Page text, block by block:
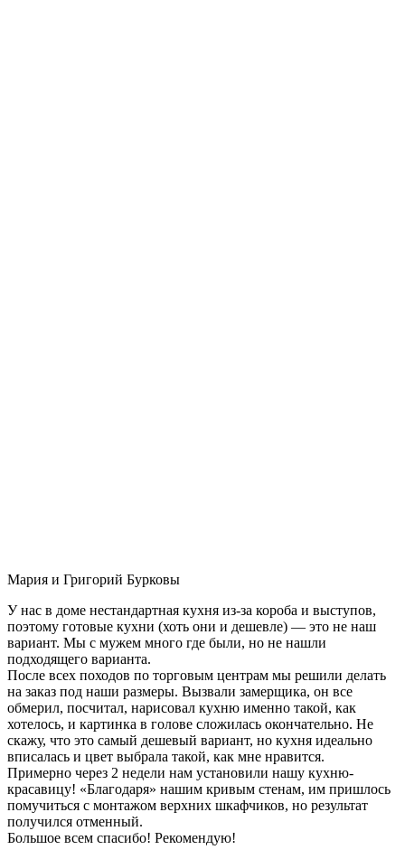
Мария и Григорий Бурковы
У нас в доме нестандартная кухня из-за короба и выступов,
поэтому готовые кухни (хоть они и дешевле) — это не наш
вариант. Мы с мужем много где были, но не нашли
подходящего варианта.
После всех походов по торговым центрам мы решили делать
на заказ под наши размеры. Вызвали замерщика, он все
обмерил, посчитал, нарисовал кухню именно такой, как
хотелось, и картинка в голове сложилась окончательно. Не
скажу, что это самый дешевый вариант, но кухня идеально
вписалась и цвет выбрала такой, как мне нравится.
Примерно через 2 недели нам установили нашу кухню-
красавицу! «Благодаря» нашим кривым стенам, им пришлось
помучиться с монтажом верхних шкафчиков, но результат
получился отменный.
Большое всем спасибо! Рекомендую!